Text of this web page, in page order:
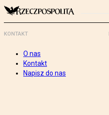
KONTAKT
O nas
Kontakt
Napisz do nas